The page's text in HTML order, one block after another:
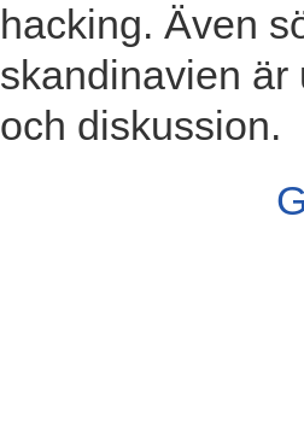
hacking. Även
skandinavien är
och diskussion.